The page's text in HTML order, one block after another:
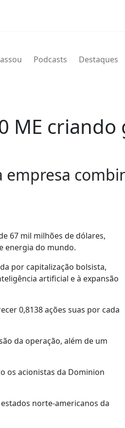
Podcasts Destaques
ME
empresa
67 mil milhões de dólares,
energia do mundo.
por capitalização bolsista,
artificial e à expansão
0,8138 ações suas por cada
da operação, além de um
os acionistas da Dominion
norte-americanos da